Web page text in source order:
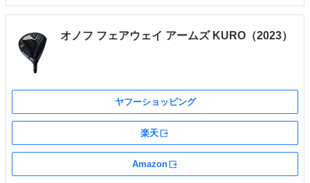
オノフ フェアウェイ アームズ KURO（2023）
ヤフーショッピング
楽天
Amazon